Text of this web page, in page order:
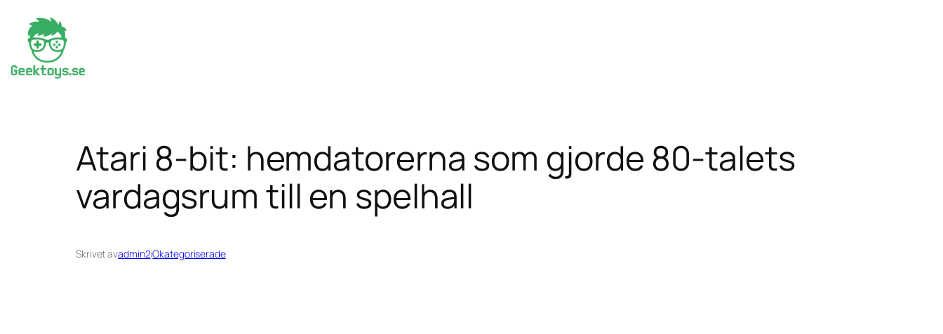
Hoppa
innehåll
Atari 8-bit: hemdatorerna som gjorde 80-talets
vardagsrum till en spelhall
Skrivet avadmin2iOkategoriserade